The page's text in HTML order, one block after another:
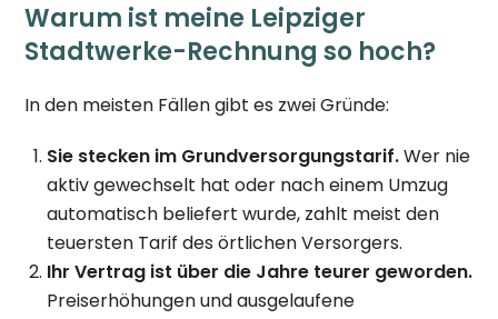
Warum ist meine Leipziger
Stadtwerke-Rechnung so hoch?
In den meisten Fällen gibt es zwei Gründe:
Sie stecken im Grundversorgungstarif.Wer nie
aktiv gewechselt hat oder nach einem Umzug
automatisch beliefert wurde, zahlt meist den
teuersten Tarif des örtlichen Versorgers.
Ihr Vertrag ist über die Jahre teurer geworden.
Preiserhöhungen und ausgelaufene